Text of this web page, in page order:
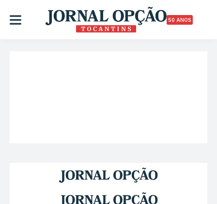
50 ANOS